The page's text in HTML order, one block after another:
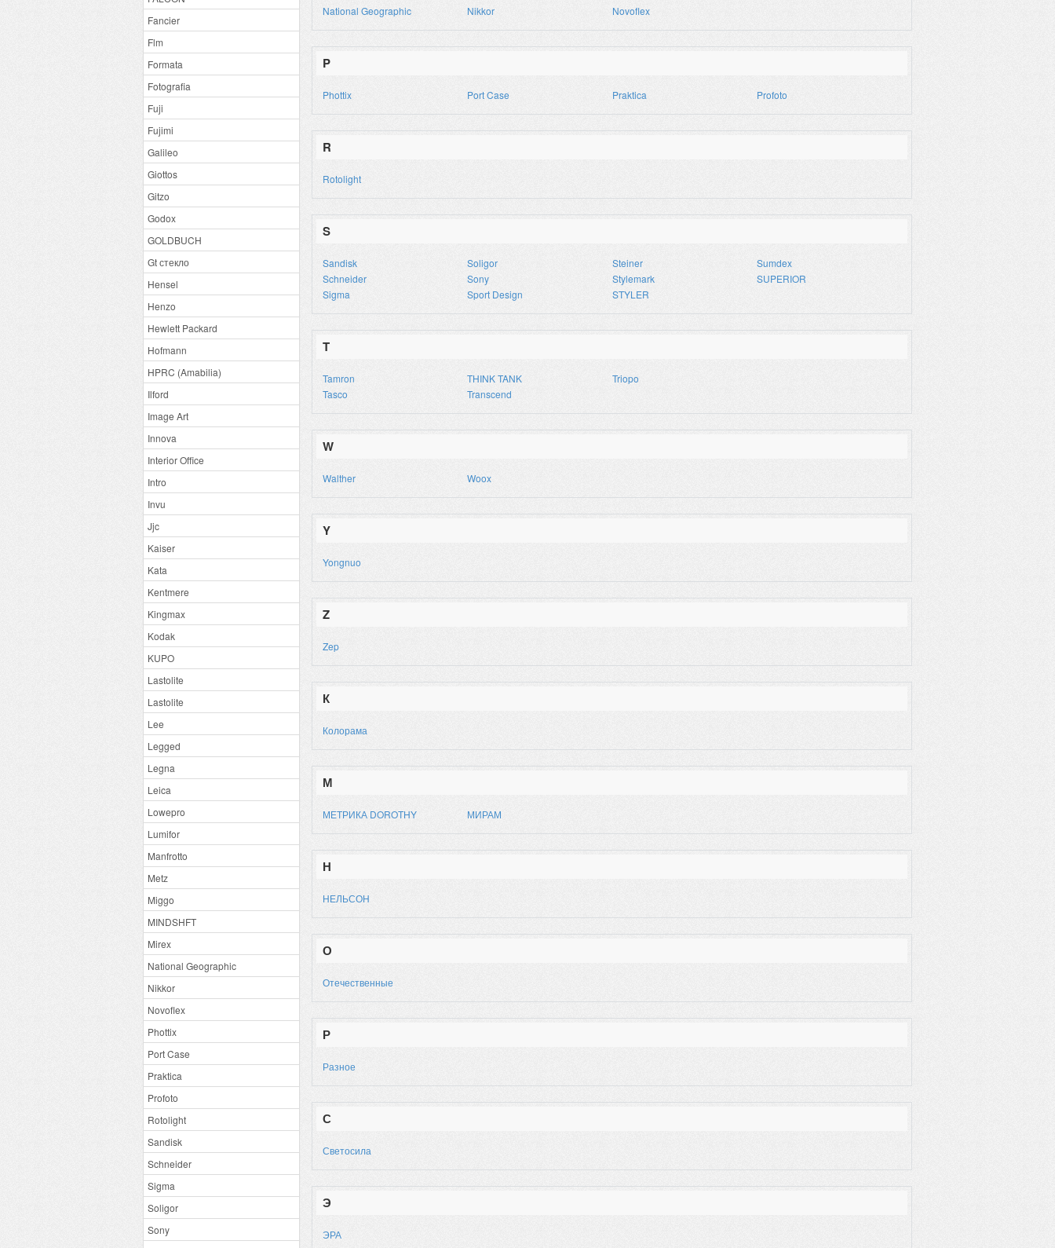
Fancier
Flm
Formata
Fotografia
Fuji
Fujimi
Galileo
Giottos
Gitzo
Godox
GOLDBUCH
Gt стекло
Hensel
Henzo
Hewlett Packard
Hofmann
HPRC (Amabilia)
Ilford
Image Art
Innova
Interior Office
Intro
Invu
Jjc
Kaiser
Kata
Kentmere
Kingmax
Kodak
KUPO
Lastolite
Lastolite
Lee
Legged
Legna
Leica
Lowepro
Lumifor
Manfrotto
Metz
Miggo
MINDSHFT
Mirex
National Geographic
Nikkor
Novoflex
Phottix
Port Case
Praktica
Profoto
Rotolight
Sandisk
Schneider
Sigma
Soligor
Sony
National Geographic Nikkor Novoflex
P
Phottix Port Case Praktica Profoto
R
Rotolight
S
Sandisk
Schneider
Sigma
Soligor
Sony
Sport Design
Steiner
Stylemark
STYLER
Sumdex
SUPERIOR
T
Tamron
Tasco
THINK TANK
Transcend
Triopo
W
Walther Woox
Y
Yongnuo
Z
Zep
К
Колорама
М
МЕТРИКА DOROTHY МИРАМ
Н
НЕЛЬСОН
О
Отечественные
Р
Разное
С
Светосила
Э
ЭРА